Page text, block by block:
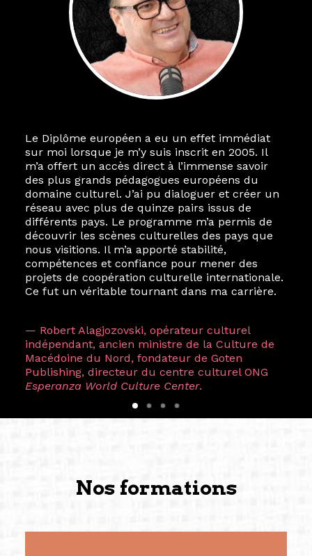
Le Diplôme européen a eu un effet immédiat
sur moi lorsque je m’y suis inscrit en 2005. Il
m’a offert un accès direct à l’immense savoir
des plus grands pédagogues européens du
domaine culturel. J’ai pu dialoguer et créer un
réseau avec plus de quinze pairs issus de
différents pays. Le programme m’a permis de
découvrir les scènes culturelles des pays que
nous visitions. Il m’a apporté stabilité,
compétences et confiance pour mener des
projets de coopération culturelle internationale.
Ce fut un véritable tournant dans ma carrière.
— Robert Alagjozovski, opérateur culturel
indépendant, ancien ministre de la Culture de
Macédoine du Nord, fondateur de Goten
Publishing, directeur du centre culturel ONG
Esperanza World Culture Center.
Nos formations